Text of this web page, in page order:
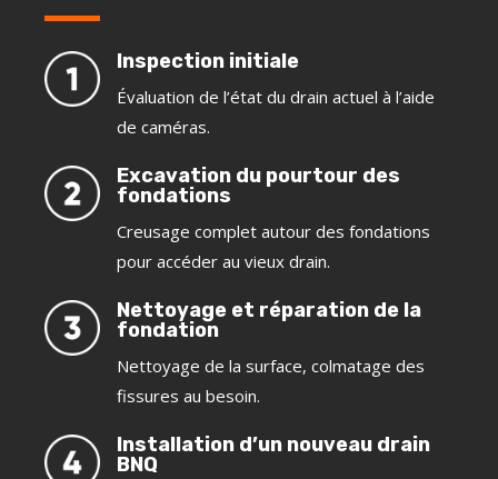
Inspection initiale
Évaluation de l’état du drain actuel à l’aide
de caméras.
Excavation du pourtour des
fondations
Creusage complet autour des fondations
pour accéder au vieux drain.
Nettoyage et réparation de la
fondation
Nettoyage de la surface, colmatage des
fissures au besoin.
Installation d’un nouveau drain
BNQ